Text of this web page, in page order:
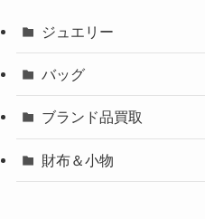
ジュエリー
バッグ
ブランド品買取
財布＆小物